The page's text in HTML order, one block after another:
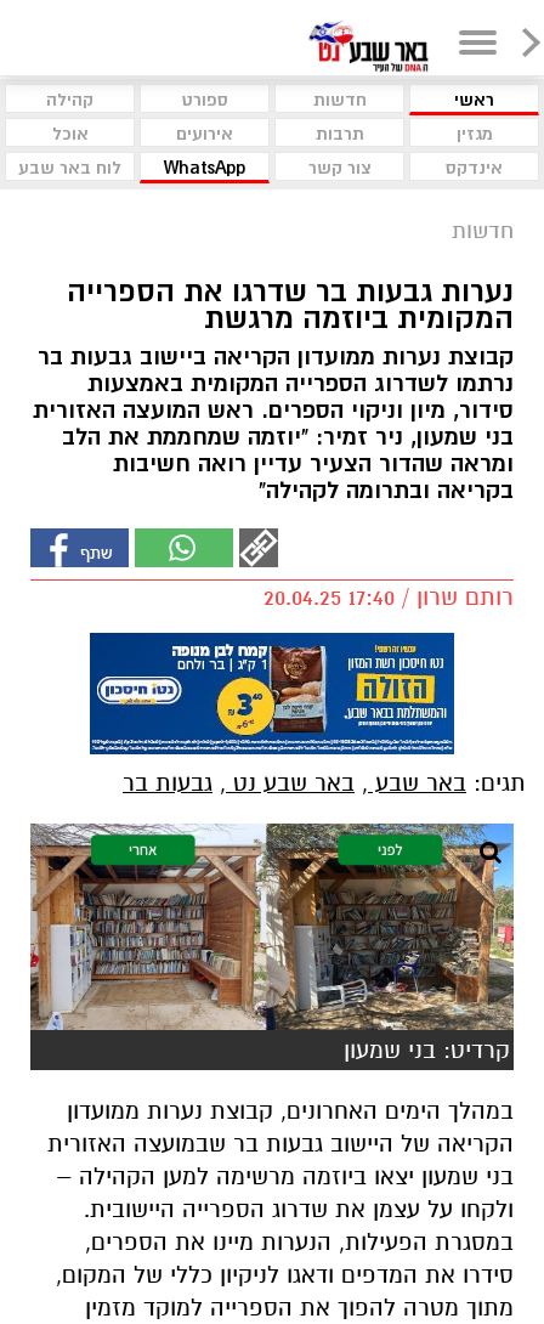
ראשי חדשות ספורט
קהילה
מגזין
תרבות אירועים
אוכל
אינדקס
צור קשר WhatsApp לוח באר שבע
חדשות
נערות גבעות בר שדרגו את הספרייה
המקומית ביוזמה מרגשת
קבוצת נערות ממועדון הקריאה ביישוב גבעות בר
נרתמו לשדרוג הספרייה המקומית באמצעות
סידור, מיון וניקוי הספרים. ראש המועצה האזורית
בני שמעון, ניר זמיר: "יוזמה שמחממת את הלב
ומראה שהדור הצעיר עדיין רואה חשיבות
בקריאה ובתרומה לקהילה"
רותם שרון / 17:40 20.04.25
תגים: באר שבע , באר שבע נט , גבעות בר
קרדיט: בני שמעון
במהלך הימים האחרונים, קבוצת נערות ממועדון
הקריאה של היישוב גבעות בר שבמועצה האזורית
בני שמעון יצאו ביוזמה מרשימה למען הקהילה –
ולקחו על עצמן את שדרוג הספרייה היישובית.
במסגרת הפעילות, הנערות מיינו את הספרים,
סידרו את המדפים ודאגו לניקיון כללי של המקום,
מתוך מטרה להפוך את הספרייה למוקד מזמין